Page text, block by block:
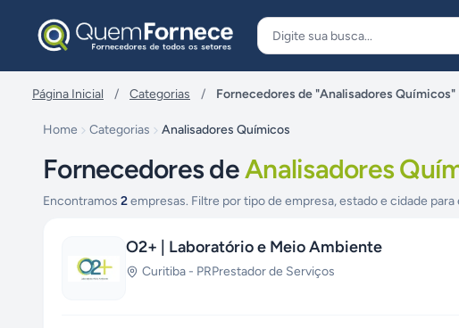
Página Inicial / Categorias / Fornecedores de "Analisadores Químicos"
Home Categorias Analisadores Químicos
Fornecedores deAnalisadores
Encontramos 2empresas. Filtre por tipo de empresa, estado e cidade
O2+ | Laboratório e Meio Ambiente
Curitiba - PRPrestador de Serviços